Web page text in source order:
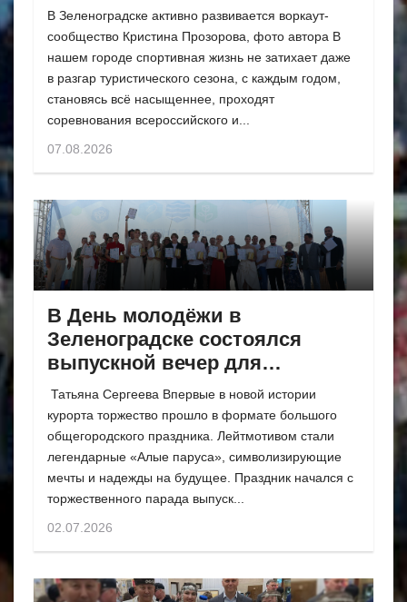
В Зеленоградске активно развивается воркаут-
сообщество Кристина Прозорова, фото автора В
нашем городе спортивная жизнь не затихает даже
в разгар туристического сезона, с каждым годом,
становясь всё насыщеннее, проходят
соревнования всероссийского и...
07.08.2026
В День молодёжи в
Зеленоградске состоялся
выпускной вечер для
одиннадцатиклассников
Татьяна Сергеева Впервые в новой истории
курорта торжество прошло в формате большого
общегородского праздника. Лейтмотивом стали
легендарные «Алые паруса», символизирующие
мечты и надежды на будущее. Праздник начался с
торжественного парада выпуск...
02.07.2026